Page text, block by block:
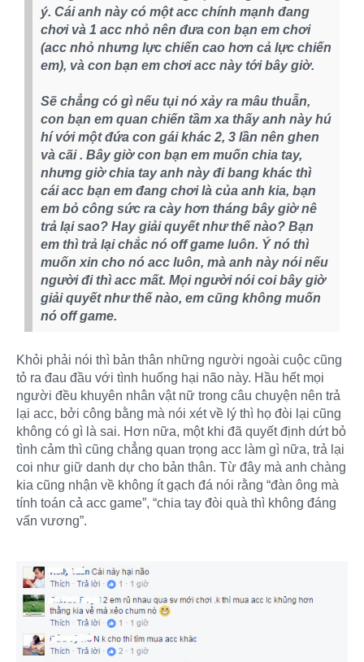
ý. Cái anh này có một acc chính mạnh đang
chơi và 1 acc nhỏ nên đưa con bạn em chơi
(acc nhỏ nhưng lực chiến cao hơn cả lực chiến
em), và con bạn em chơi acc này tới bây giờ.
Sẽ chẳng có gì nếu tụi nó xảy ra mâu thuẫn,
con bạn em quan chiến tầm xa thấy anh này hú
hí với một đứa con gái khác 2, 3 lần nên ghen
và cãi . Bây giờ con bạn em muốn chia tay,
nhưng giờ chia tay anh này đi bang khác thì
cái acc bạn em đang chơi là của anh kia, bạn
em bỏ công sức ra cày hơn tháng bây giờ nê
trả lại sao? Hay giải quyết như thế nào? Bạn
em thì trả lại chắc nó off game luôn. Ý nó thì
muốn xin cho nó acc luôn, mà anh này nói nếu
người đi thì acc mất. Mọi người nói coi bây giờ
giải quyết như thế nào, em cũng không muốn
nó off game.
Khỏi phải nói thì bản thân những người ngoài cuộc cũng
tỏ ra đau đầu với tình huống hại não này. Hầu hết mọi
người đều khuyên nhân vật nữ trong câu chuyện nên trả
lại acc, bởi công bằng mà nói xét về lý thì họ đòi lại cũng
không có gì là sai. Hơn nữa, một khi đã quyết định dứt bỏ
tình cảm thì cũng chẳng quan trọng acc làm gì nữa, trả lại
coi như giữ danh dự cho bản thân. Từ đây mà anh chàng
kia cũng nhận về không ít gạch đá nói rằng “đàn ông mà
tính toán cả acc game”, “chia tay đòi quà thì không đáng
vấn vương”.